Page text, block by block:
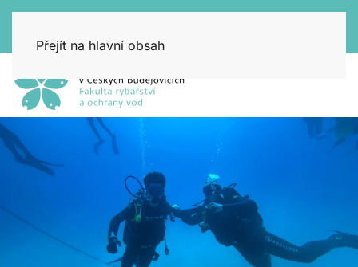
Přejít na hlavní obsah